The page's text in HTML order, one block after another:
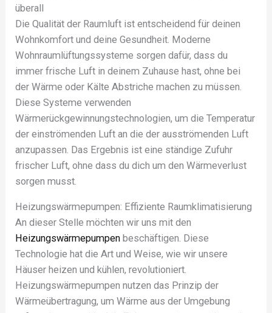
überall
Die Qualität der Raumluft ist entscheidend für deinen
Wohnkomfort und deine Gesundheit. Moderne
Wohnraumlüftungssysteme sorgen dafür, dass du
immer frische Luft in deinem Zuhause hast, ohne bei
der Wärme oder Kälte Abstriche machen zu müssen.
Diese Systeme verwenden
Wärmerückgewinnungstechnologien, um die Temperatur
der einströmenden Luft an die der ausströmenden Luft
anzupassen. Das Ergebnis ist eine ständige Zufuhr
frischer Luft, ohne dass du dich um den Wärmeverlust
sorgen musst.
Heizungswärmepumpen: Effiziente Raumklimatisierung
An dieser Stelle möchten wir uns mit den
Heizungswärmepumpen beschäftigen. Diese
Technologie hat die Art und Weise, wie wir unsere
Häuser heizen und kühlen, revolutioniert.
Heizungswärmepumpen nutzen das Prinzip der
Wärmeübertragung, um Wärme aus der Umgebung